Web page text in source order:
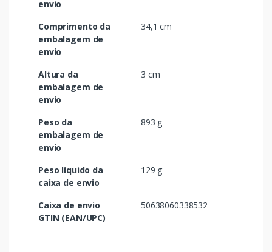
envio
Comprimento da
embalagem de
envio
34,1 cm
Altura da
embalagem de
envio
3 cm
Peso da
embalagem de
envio
893 g
Peso líquido da
caixa de envio
129 g
Caixa de envio
GTIN (EAN/UPC)
50638060338532